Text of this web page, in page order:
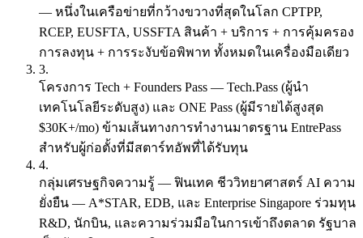
— หนึ่งในเครือข่ายที่กว้างขวางที่สุดในโลก CPTPP,
RCEP, EUSFTA, USSFTA สินค้า + บริการ + การคุ้มครอง
การลงทุน + การระงับข้อพิพาท ทั้งหมดในเครื่องมือเดียว
3.
โครงการ Tech + Founders Pass — Tech.Pass (ผู้นำ
เทคโนโลยีระดับสูง) และ ONE Pass (ผู้มีรายได้สูงสุด
$30K+/mo) ข้ามเส้นทางการทำงานมาตรฐาน EntrePass
สำหรับผู้ก่อตั้งที่มีสตาร์ทอัพที่ได้รับทุน
4.
กลุ่มเศรษฐกิจความรู้ — ฟินเทค ชีววิทยาศาสตร์ AI ความ
ยั่งยืน — A*STAR, EDB, และ Enterprise Singapore ร่วมทุน
R&D, นักบิน, และความร่วมมือในการเข้าถึงตลาด รัฐบาล